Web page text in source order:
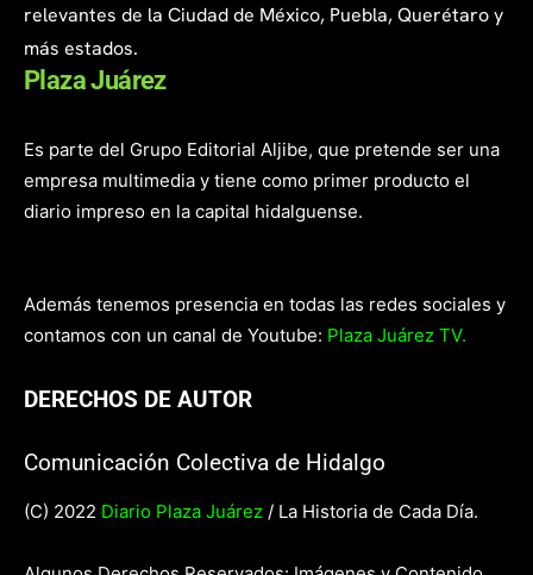
relevantes de la Ciudad de México, Puebla, Querétaro y
más estados.
Plaza Juárez
Es parte del Grupo Editorial Aljibe, que pretende ser una
empresa multimedia y tiene como primer producto el
diario impreso en la capital hidalguense.
Además tenemos presencia en todas las redes sociales y
contamos con un canal de Youtube: Plaza Juárez TV.
DERECHOS DE AUTOR
Comunicación Colectiva de Hidalgo
(C) 2022 Diario Plaza Juárez / La Historia de Cada Día.